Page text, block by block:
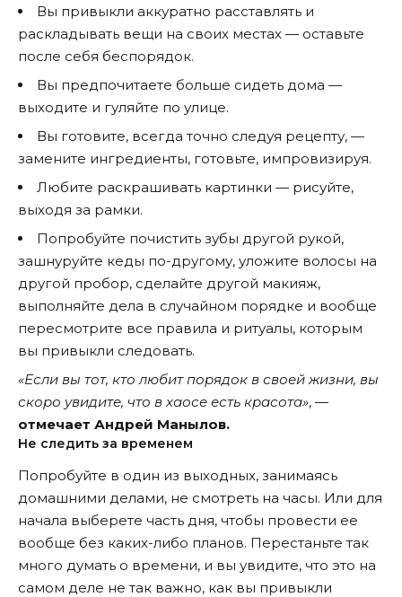
Вы привыкли аккуратно расставлять и
раскладывать вещи на своих местах — оставьте
после себя беспорядок.
Вы предпочитаете больше сидеть дома —
выходите и гуляйте по улице.
Вы готовите, всегда точно следуя рецепту, —
замените ингредиенты, готовьте, импровизируя.
Любите раскрашивать картинки — рисуйте,
выходя за рамки.
Попробуйте почистить зубы другой рукой,
зашнуруйте кеды по-другому, уложите волосы на
другой пробор, сделайте другой макияж,
выполняйте дела в случайном порядке и вообще
пересмотрите все правила и ритуалы, которым
вы привыкли следовать.
«Если вы тот, кто любит порядок в своей жизни, вы
скоро увидите, что в хаосе есть красота», —
отмечает Андрей Манылов.
Не следить за временем
Попробуйте в один из выходных, занимаясь
домашними делами, не смотреть на часы. Или для
начала выберете часть дня, чтобы провести ее
вообще без каких-либо планов. Перестаньте так
много думать о времени, и вы увидите, что это на
самом деле не так важно, как вы привыкли